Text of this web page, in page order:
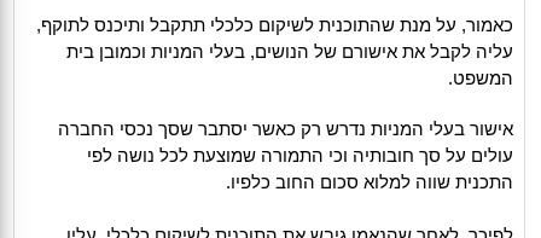
כאמור, על מנת שהתוכנית לשיקום כלכלי תתקבל ותיכנס לתוקף,
עליה לקבל את אישורם של הנושים, בעלי המניות וכמובן בית
המשפט.
אישור בעלי המניות נדרש רק כאשר יסתבר שסך נכסי החברה
עולים על סך חובותיה וכי התמורה שמוצעת לכל נושה לפי
התכנית שווה למלוא סכום החוב כלפיו.